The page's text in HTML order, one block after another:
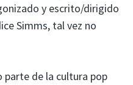
y escrito/dirigido
Simms, tal vez no
parte de la cultura pop